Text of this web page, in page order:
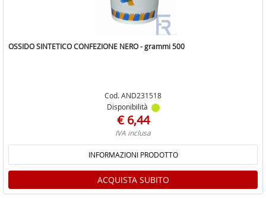
OSSIDO SINTETICO CONFEZIONE NERO - grammi 500
Cod. AND231518
Disponibilità
€ 6,44
IVA inclusa
INFORMAZIONI PRODOTTO
ACQUISTA SUBITO